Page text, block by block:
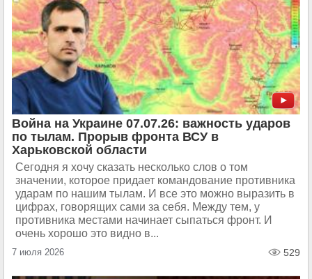
Война на Украине 07.07.26: важность ударов
по тылам. Прорыв фронта ВСУ в
Харьковской области
Сегодня я хочу сказать несколько слов о том
значении, которое придает командование противника
ударам по нашим тылам. И все это можно выразить в
цифрах, говорящих сами за себя. Между тем, у
противника местами начинает сыпаться фронт. И
очень хорошо это видно в...
7 июля 2026 529